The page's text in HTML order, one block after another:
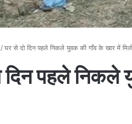
/घर से दो दिन पहले निकले युवक की गाँव के खार में
दिन पहले निकले